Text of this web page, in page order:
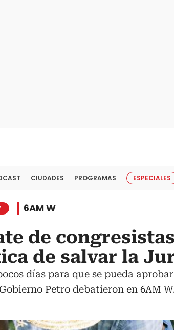
CIUDADES PROGRAMAS ESPECIALES
6AM W
de
de salvar la
días para que se pueda
Petro debatieron en 6AM